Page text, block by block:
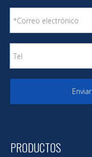
Enviar
PRODUCTOS